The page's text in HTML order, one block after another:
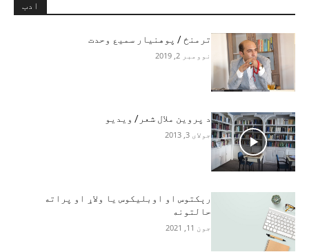
ادب
ترمنځ / پوهنیار سمیع وحدت
نوومبر 2, 2019
د پروین ملال شعر/ ویدیو
جولای 3, 2013
رېکتوس او اوبلیکوس یا ولاړ او پراته
حالتونه
جون 11, 2021